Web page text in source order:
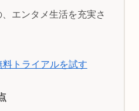
エンタメ生活を充実さ
トライアルを試す